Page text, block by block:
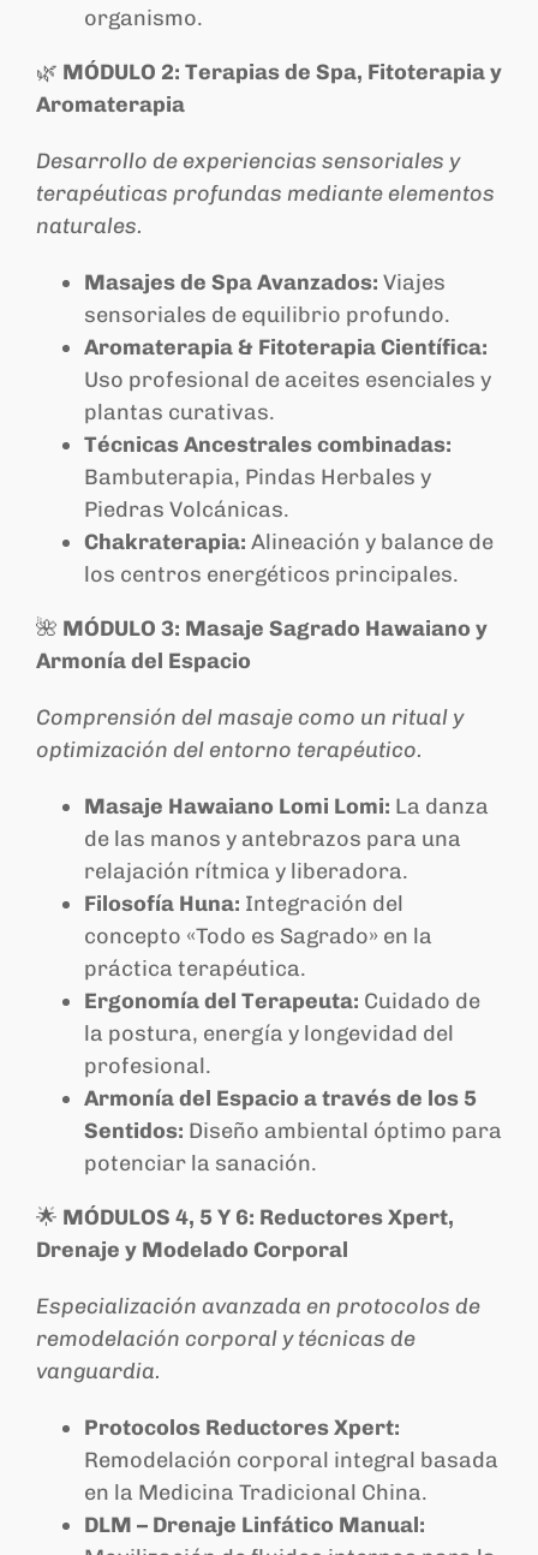
organismo.
🌿 MÓDULO 2: Terapias de Spa, Fitoterapia y
Aromaterapia
Desarrollo de experiencias sensoriales y
terapéuticas profundas mediante elementos
naturales.
Masajes de Spa Avanzados: Viajes
sensoriales de equilibrio profundo.
Aromaterapia & Fitoterapia Científica:
Uso profesional de aceites esenciales y
plantas curativas.
Técnicas Ancestrales combinadas:
Bambuterapia, Pindas Herbales y
Piedras Volcánicas.
Chakraterapia: Alineación y balance de
los centros energéticos principales.
🌺 MÓDULO 3: Masaje Sagrado Hawaiano y
Armonía del Espacio
Comprensión del masaje como un ritual y
optimización del entorno terapéutico.
Masaje Hawaiano Lomi Lomi: La danza
de las manos y antebrazos para una
relajación rítmica y liberadora.
Filosofía Huna: Integración del
concepto «Todo es Sagrado» en la
práctica terapéutica.
Ergonomía del Terapeuta: Cuidado de
la postura, energía y longevidad del
profesional.
Armonía del Espacio a través de los 5
Sentidos: Diseño ambiental óptimo para
potenciar la sanación.
🌟 MÓDULOS 4, 5 Y 6: Reductores Xpert,
Drenaje y Modelado Corporal
Especialización avanzada en protocolos de
remodelación corporal y técnicas de
vanguardia.
Protocolos Reductores Xpert:
Remodelación corporal integral basada
en la Medicina Tradicional China.
DLM – Drenaje Linfático Manual: